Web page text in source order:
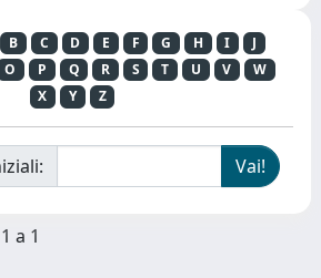
B C D E F G H I
J
O P Q R S T U V
W
X
Y Z
a 1